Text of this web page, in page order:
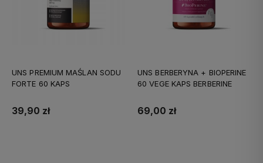
UNS PREMIUM MAŚLAN SODU
FORTE 60 KAPS
39,90 zł
UNS BERBERYNA + BIOPERINE
60 VEGE KAPS BERBERINE
69,00 zł